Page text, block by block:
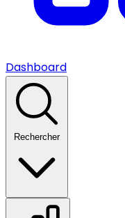
Dashboard
Rechercher